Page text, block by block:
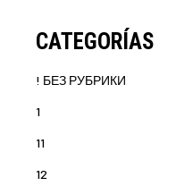
CATEGORÍAS
! БЕЗ РУБРИКИ
1
11
12